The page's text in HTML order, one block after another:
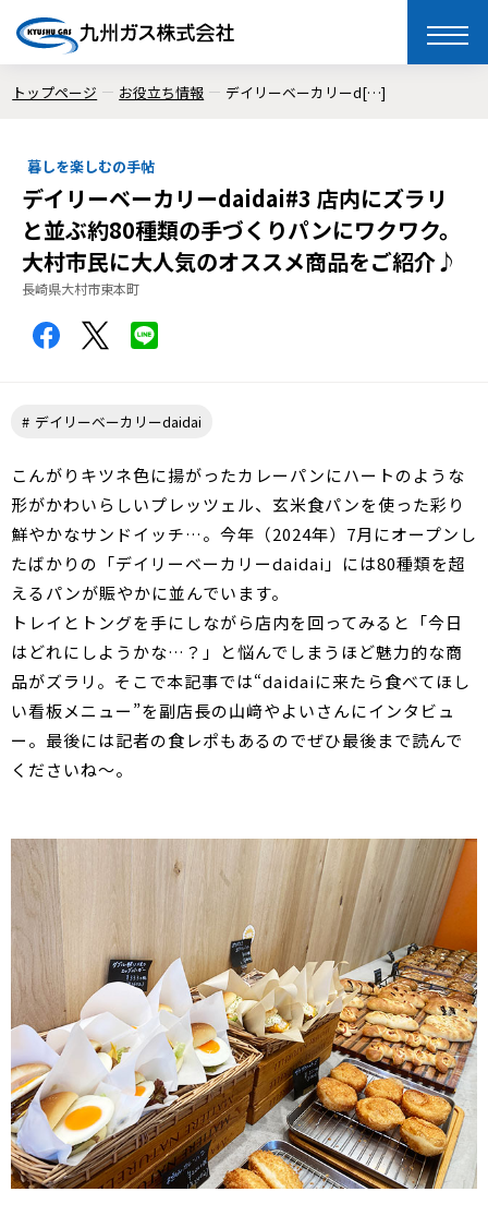
toggle
トップページ お役立ち情報 デイリーベーカリーd[…]
暮しを楽しむの手帖
デイリーベーカリーdaidai#3 店内にズラリ
と並ぶ約80種類の手づくりパンにワクワク。
大村市民に大人気のオススメ商品をご紹介♪
長崎県大村市東本町
デイリーベーカリーdaidai
こんがりキツネ色に揚がったカレーパンにハートのような
形がかわいらしいプレッツェル、玄米食パンを使った彩り
鮮やかなサンドイッチ…。今年（2024年）7月にオープンし
たばかりの「デイリーベーカリーdaidai」には80種類を超
えるパンが賑やかに並んでいます。
トレイとトングを手にしながら店内を回ってみると「今日
はどれにしようかな…？」と悩んでしまうほど魅力的な商
品がズラリ。そこで本記事では“daidaiに来たら食べてほし
い看板メニュー”を副店長の山﨑やよいさんにインタビュ
ー。最後には記者の食レポもあるのでぜひ最後まで読んで
くださいね～。